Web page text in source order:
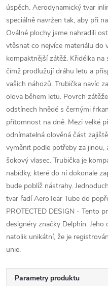
úspěch. Aerodynamický tvar
speciálně navržen tak, aby při
Oválné plochy jsme nahradili
vtěsnat co nejvíce materiálu
kompaktnější zátěž. Křidélka
čímž prodlužují dráhu letu a
vašich náhozů. Trubička navíc
olova během letu. Povrch
odstínech hnědé s černými
přítomnost na dně. Mezi velké
odnímatelná olověná část
vyměnit podle potřeby za
šokový vlasec. Trubička je
nabídky, které do ní dokonale
bude poblíž nástrahy.
tvar řadí AeroTear Tube do
PROTECTED DESIGN - Tento
designéry značky Delphin.
natolik unikátní, že je
unie.
Parametry produktu